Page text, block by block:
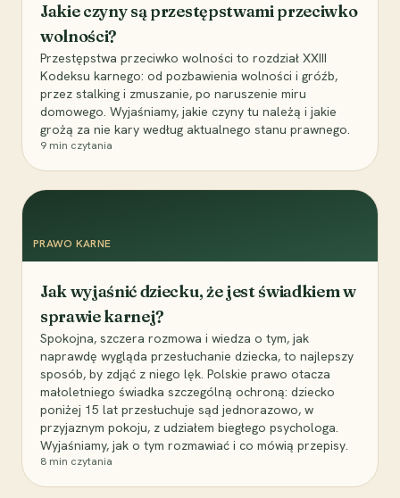
Jakie czyny są przestępstwami przeciwko
wolności?
Przestępstwa przeciwko wolności to rozdział XXIII
Kodeksu karnego: od pozbawienia wolności i gróźb,
przez stalking i zmuszanie, po naruszenie miru
domowego. Wyjaśniamy, jakie czyny tu należą i jakie
grożą za nie kary według aktualnego stanu prawnego.
9 min czytania
PRAWO KARNE
Jak wyjaśnić dziecku, że jest świadkiem w
sprawie karnej?
Spokojna, szczera rozmowa i wiedza o tym, jak
naprawdę wygląda przesłuchanie dziecka, to najlepszy
sposób, by zdjąć z niego lęk. Polskie prawo otacza
małoletniego świadka szczególną ochroną: dziecko
poniżej 15 lat przesłuchuje sąd jednorazowo, w
przyjaznym pokoju, z udziałem biegłego psychologa.
Wyjaśniamy, jak o tym rozmawiać i co mówią przepisy.
8 min czytania